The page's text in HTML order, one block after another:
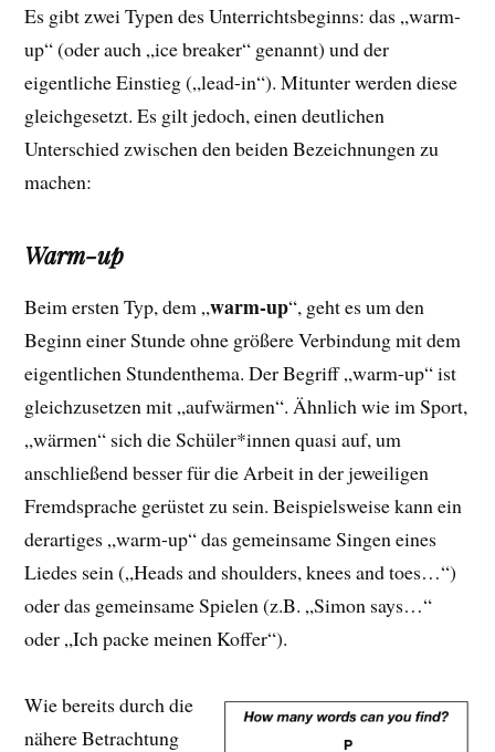
Es gibt zwei Typen des Unterrichtsbeginns: das „warm-
up“ (oder auch „ice breaker“ genannt) und der
eigentliche Einstieg („lead-in“). Mitunter werden diese
gleichgesetzt. Es gilt jedoch, einen deutlichen
Unterschied zwischen den beiden Bezeichnungen zu
machen:
Warm-up
Beim ersten Typ, dem „warm-up“, geht es um den
Beginn einer Stunde ohne größere Verbindung mit dem
eigentlichen Stundenthema. Der Begriff „warm-up“ ist
gleichzusetzen mit „aufwärmen“. Ähnlich wie im Sport,
„wärmen“ sich die Schüler*innen quasi auf, um
anschließend besser für die Arbeit in der jeweiligen
Fremdsprache gerüstet zu sein. Beispielsweise kann ein
derartiges „warm-up“ das gemeinsame Singen eines
Liedes sein („Heads and shoulders, knees and toes…“)
oder das gemeinsame Spielen (z.B. „Simon says…“
oder „Ich packe meinen Koffer“).
Wie bereits durch die
nähere Betrachtung